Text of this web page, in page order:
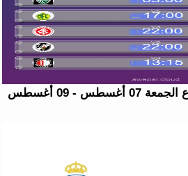
جدول مباريات هذا الأسبوع الجمعة 07 أغسطس - 09 أغسطس